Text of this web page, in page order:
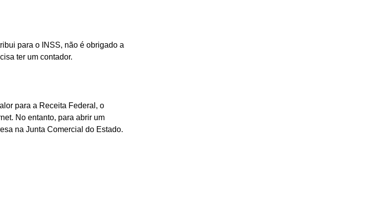
para o INSS, não é obrigado a
ter um contador.
para a Receita Federal, o
No entanto, para abrir um
na Junta Comercial do Estado.